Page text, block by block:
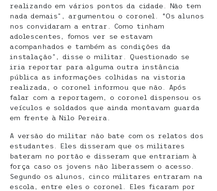
realizando em vários pontos da cidade. Não tem
nada demais”, argumentou o coronel. “Os alunos
nos convidaram a entrar. Como tinham
adolescentes, fomos ver se estavam
acompanhados e também as condições da
instalação”, disse o militar. Questionado se
iria reportar para alguma outra instância
pública as informações colhidas na vistoria
realizada, o coronel informou que não. Após
falar com a reportagem, o coronel dispensou os
veículos e soldados que ainda montavam guarda
em frente à Nilo Pereira.
A versão do militar não bate com os relatos dos
estudantes. Eles disseram que os militares
bateram no portão e disseram que entrariam à
força caso os jovens não liberassem o acesso.
Segundo os alunos, cinco militares entraram na
escola, entre eles o coronel. Eles ficaram por